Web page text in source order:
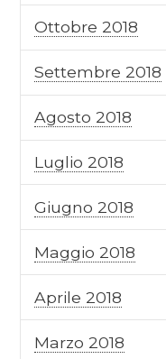
Ottobre 2018
Settembre 2018
Agosto 2018
Luglio 2018
Giugno 2018
Maggio 2018
Aprile 2018
Marzo 2018